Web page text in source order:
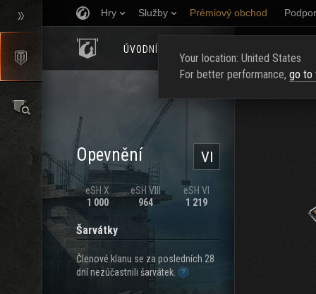
Hry Služby Prémiový obchod
ÚVODNÍ STRÁNKA
VI
Opevnění
eSH X
1 000
eSH VIII
964
eSH VI
1 219
Šarvátky
Členové klanu se za posledních 28
dní nezúčastnili šarvátek.
Your location: United States
For better performance, go to